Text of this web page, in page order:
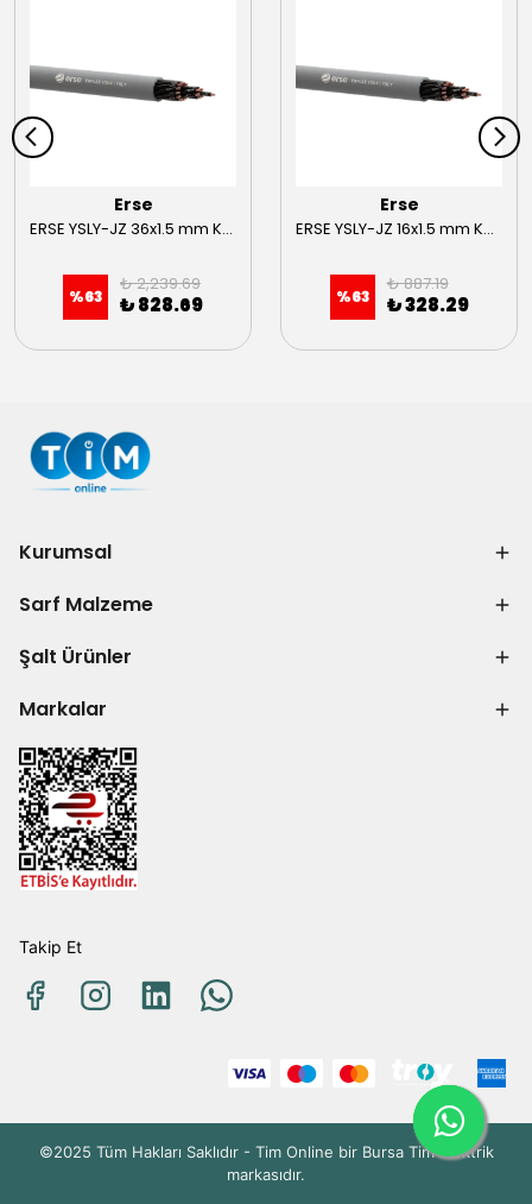
Erse
ERSE YSLY-JZ 36x1.5 mm Kumanda Kablosu
%63
₺ 2,239.69
₺ 828.69
Erse
ERSE YSLY-JZ 16x1.5 mm Kumanda Kablosu
%63
₺ 887.19
₺ 328.29
Kurumsal
Sarf Malzeme
Şalt Ürünler
Markalar
Takip Et
©2025 Tüm Hakları Saklıdır - Tim Online bir Bursa Tim Elektrik
markasıdır.